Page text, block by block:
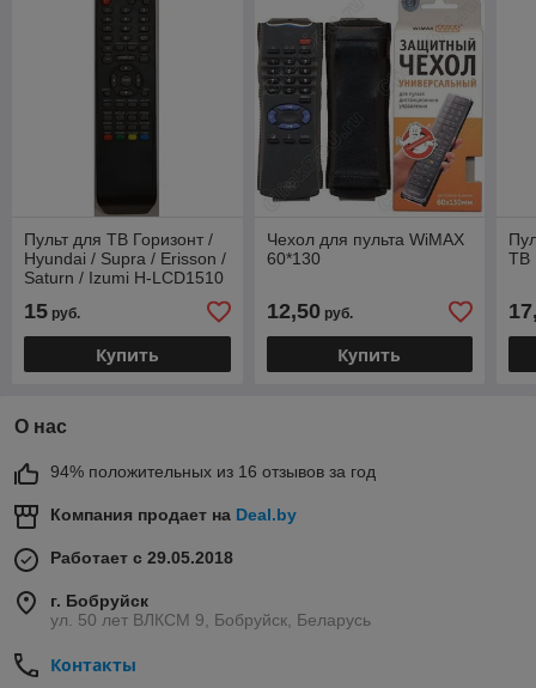
Пульт для ТВ Горизонт /
Hyundai / Supra / Erisson /
Saturn / Izumi H-LCD1510
15 руб.
Купить
Чехол для пульта WiMAX
60*130
12,50руб.
Купить
ТВ
О нас
94% положительных из 16 отзывов за год
Компания продает на Deal.by
Работает с 29.05.2018
г. Бобруйск
ул. 50 лет ВЛКСМ 9, Бобруйск, Беларусь
Контакты